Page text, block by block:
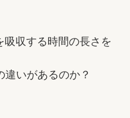
吸収する時間の長さを
いがあるのか？